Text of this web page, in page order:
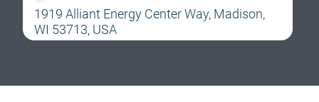
1919 Alliant Energy Center Way, Madison,
WI 53713, USA